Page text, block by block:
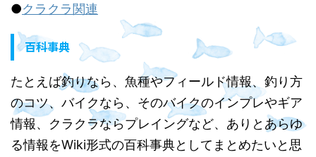
●クラクラ関連
百科事典
たとえば釣りなら、魚種やフィールド情報、釣り方
のコツ、バイクなら、そのバイクのインプレやギア
情報、クラクラならプレイングなど、ありとあらゆ
る情報をWiki形式の百科事典としてまとめたいと思